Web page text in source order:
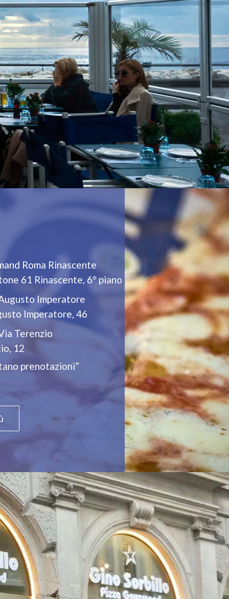
Roma Rinascente
61 Rinascente, 6° piano
Imperatore
Imperatore, 46
Terenzio
12
prenotazioni”